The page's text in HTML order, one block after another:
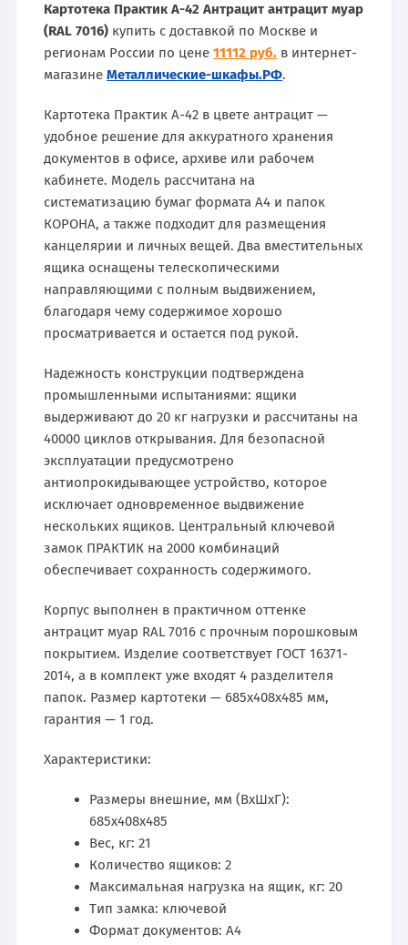
Картотека Практик А-42 Антрацит антрацит муар
(RAL 7016) купить с доставкой по Москве и
регионам России по цене11112 руб. в интернет-
магазинеМеталлические-шкафы.РФ.
Картотека Практик А-42 в цвете антрацит —
удобное решение для аккуратного хранения
документов в офисе, архиве или рабочем
кабинете. Модель рассчитана на
систематизацию бумаг формата А4 и папок
КОРОНА, а также подходит для размещения
канцелярии и личных вещей. Два вместительных
ящика оснащены телескопическими
направляющими с полным выдвижением,
благодаря чему содержимое хорошо
просматривается и остается под рукой.
Надежность конструкции подтверждена
промышленными испытаниями: ящики
выдерживают до 20 кг нагрузки и рассчитаны на
40000 циклов открывания. Для безопасной
эксплуатации предусмотрено
антиопрокидывающее устройство, которое
исключает одновременное выдвижение
нескольких ящиков. Центральный ключевой
замок ПРАКТИК на 2000 комбинаций
обеспечивает сохранность содержимого.
Корпус выполнен в практичном оттенке
антрацит муар RAL 7016 с прочным порошковым
покрытием. Изделие соответствует ГОСТ 16371-
2014, а в комплект уже входят 4 разделителя
папок. Размер картотеки — 685х408х485 мм,
гарантия — 1 год.
Характеристики:
Размеры внешние, мм (ВхШхГ):
685x408x485
Вес, кг: 21
Количество ящиков: 2
Максимальная нагрузка на ящик, кг: 20
Тип замка: ключевой
Формат документов: А4